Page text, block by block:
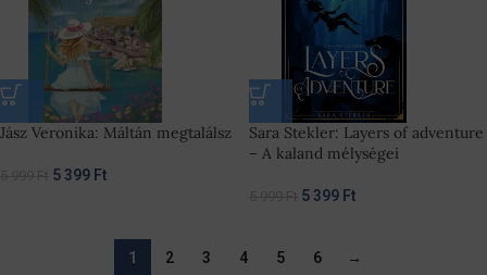
Jász Veronika: Máltán megtalálsz
5 399 Ft
Sara Stekler: Layers of adventure
– A kaland mélységei
5 399 Ft
1 2 3 4 5 6 →